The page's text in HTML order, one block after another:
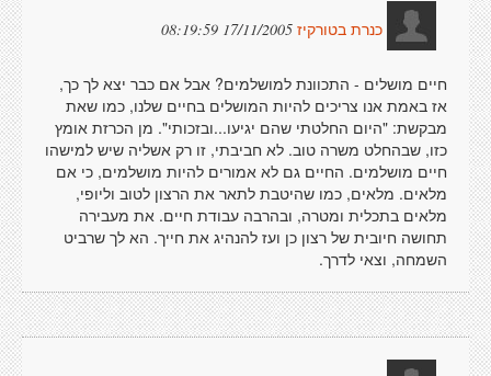
כנרת בטורקיז 17/11/2005 08:19:59
חיים מושלים - התכוונת למושלמים? אבל אם כבר יצא לך כך,
אז באמת אנו צריכים להיות המושלים בחיים שלנו, כמו שאת
מבקשת: "היום החלטתי שהם יגיעו...ובזכותי". מן הכרזת אומץ
כזו, שבהחלט משרה טוב. לא חביבתי, זו רק אשליה שיש למישהו
חיים מושלמים. החיים גם לא אמורים להיות מושלמים, כי אם
מלאים. מלאים, כמו שהיטבת לתאר את הרצון לטוב וליופי,
מלאים בתכלית ומטרה, ובהרבה עבודת חיים. את מעבירה
תחושה חיובית של רצון כן ועז להנהיג את חייך. הא לך שרביט
השמחה, וצאי לדרך.